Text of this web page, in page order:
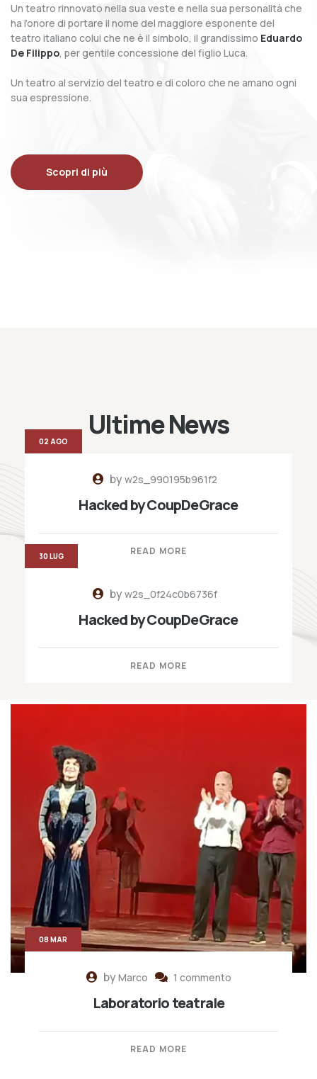
Un teatro rinnovato nella sua veste e nella sua personalità che
ha l’onore di portare il nome del maggiore esponente del
teatro italiano colui che ne è il simbolo, il grandissimo Eduardo
De Filippo, per gentile concessione del figlio Luca.
Un teatro al servizio del teatro e di coloro che ne amano ogni
sua espressione.
Scopri di più
Ultime News
byw2s_990195b961f2
Hacked by CoupDeGrace
READ MORE
02 AGO
byw2s_0f24c0b6736f
Hacked by CoupDeGrace
READ MORE
30 LUG
byMarco 1 commento
Laboratorio teatrale
READ MORE
08 MAR